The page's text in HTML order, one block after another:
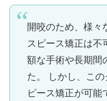
開咬のため、様々
スピース矯正は不
額な手術や長期間
た。 しかし、こ
ピース矯正が可能